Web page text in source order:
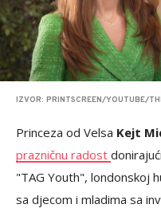
IZVOR: PRINTSCREEN/YOUTUBE/
Princeza od Velsa Kejt
prazničnu radost
"TAG Youth", londonskoj
sa djecom i mladima sa